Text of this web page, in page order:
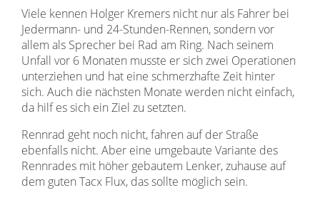
Viele kennen Holger Kremers nicht nur als Fahrer bei
Jedermann- und 24-Stunden-Rennen, sondern vor
allem als Sprecher bei Rad am Ring. Nach seinem
Unfall vor 6 Monaten musste er sich zwei Operationen
unterziehen und hat eine schmerzhafte Zeit hinter
sich. Auch die nächsten Monate werden nicht einfach,
da hilf es sich ein Ziel zu setzten.
Rennrad geht noch nicht, fahren auf der Straße
ebenfalls nicht. Aber eine umgebaute Variante des
Rennrades mit höher gebautem Lenker, zuhause auf
dem guten Tacx Flux, das sollte möglich sein.